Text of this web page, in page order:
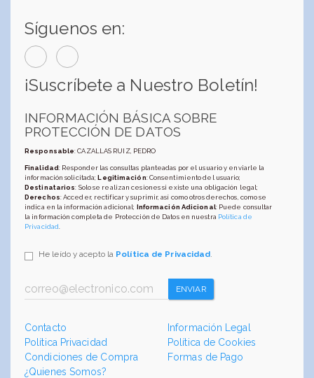
Síguenos en:
¡Suscríbete a Nuestro Boletín!
INFORMACIÓN BÁSICA SOBRE
PROTECCIÓN DE DATOS
Responsable: CAZALLAS RUIZ, PEDRO
Finalidad: Responder las consultas planteadas por el usuario y enviarle la
información solicitada;Legitimación: Consentimiento del usuario;
Destinatarios: Solo se realizan cesiones si existe una obligación legal;
Derechos: Acceder, rectificar y suprimir, así como otros derechos, como se
indica en la información adicional; Información Adicional: Puede consultar
la información completa de Protección de Datos en nuestra Política de
Privacidad
He leído y acepto la Política de Privacidad.
ENVIAR
Contacto
Información Legal
Política Privacidad
Política de Cookies
Condiciones de Compra
Formas de Pago
¿Quienes Somos?